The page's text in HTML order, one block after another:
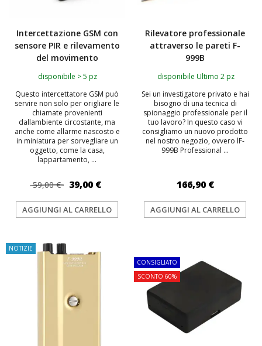
Intercettazione GSM con
sensore PIR e rilevamento
del movimento
disponibile > 5 pz
Questo intercettatore GSM può
servire non solo per origliare le
chiamate provenienti
dallambiente circostante, ma
anche come allarme nascosto e
in miniatura per sorvegliare un
oggetto, come la casa,
lappartamento, ...
59,00 € 39,00 €
AGGIUNGI AL CARRELLO
Rilevatore professionale
attraverso le pareti F-
999B
disponibile Ultimo 2 pz
Sei un investigatore privato e hai
bisogno di una tecnica di
spionaggio professionale per il
tuo lavoro? In questo caso vi
consigliamo un nuovo prodotto
nel nostro negozio, ovvero lF-
999B Professional ...
166,90 €
AGGIUNGI AL CARRELLO
NOTIZIE
CONSIGLIATO
SCONTO 60%